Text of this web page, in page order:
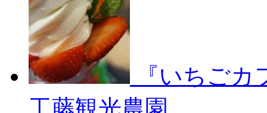
『いちご
工藤観光農園